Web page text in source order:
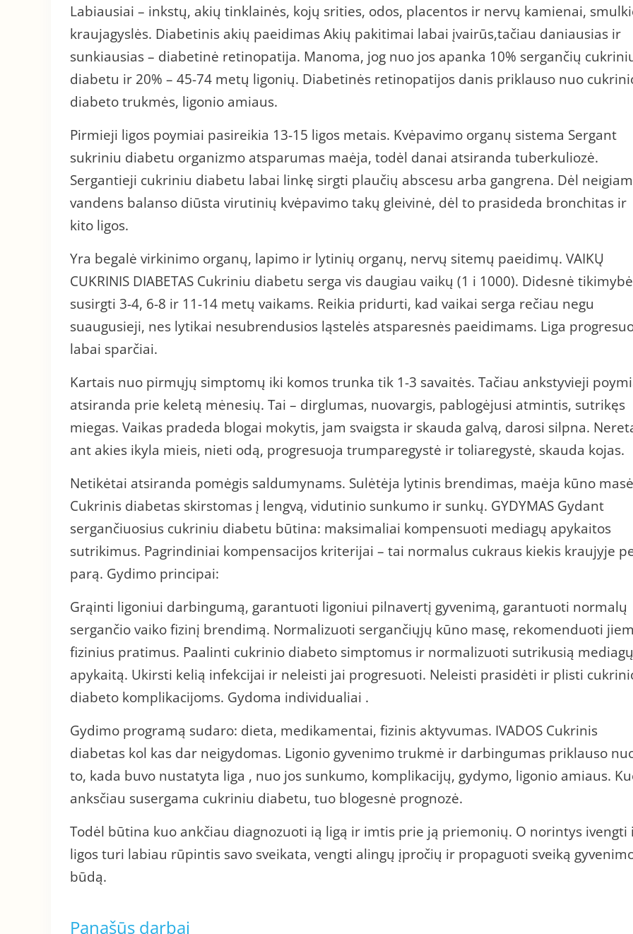
Labiausiai – inkstų, akių tinklainės, kojų srities, odos, placentos ir nervų kamienai,
kraujagyslės. Diabetinis akių paeidimas Akių pakitimai labai įvairūs,tačiau daniausias ir
sunkiausias – diabetinė retinopatija. Manoma, jog nuo jos apanka 10% sergančių
diabetu ir 20% – 45-74 metų ligonių. Diabetinės retinopatijos danis priklauso nuo
diabeto trukmės, ligonio amiaus.
Pirmieji ligos poymiai pasireikia 13-15 ligos metais. Kvėpavimo organų sistema Sergant
sukriniu diabetu organizmo atsparumas maėja, todėl danai atsiranda tuberkuliozė.
Sergantieji cukriniu diabetu labai linkę sirgti plaučių abscesu arba gangrena. Dėl
vandens balanso diūsta virutinių kvėpavimo takų gleivinė, dėl to prasideda bronchitas ir
kito ligos.
Yra begalė virkinimo organų, lapimo ir lytinių organų, nervų sitemų paeidimų. VAIKŲ
CUKRINIS DIABETAS Cukriniu diabetu serga vis daugiau vaikų (1 i 1000). Didesnė tikimybė
susirgti 3-4, 6-8 ir 11-14 metų vaikams. Reikia pridurti, kad vaikai serga rečiau negu
suaugusieji, nes lytikai nesubrendusios ląstelės atsparesnės paeidimams. Liga
labai sparčiai.
Kartais nuo pirmųjų simptomų iki komos trunka tik 1-3 savaitės. Tačiau ankstyvieji
atsiranda prie keletą mėnesių. Tai – dirglumas, nuovargis, pablogėjusi atmintis, sutrikęs
miegas. Vaikas pradeda blogai mokytis, jam svaigsta ir skauda galvą, darosi silpna.
ant akies ikyla mieis, nieti odą, progresuoja trumparegystė ir toliaregystė, skauda kojas.
Netikėtai atsiranda pomėgis saldumynams. Sulėtėja lytinis brendimas, maėja kūno
Cukrinis diabetas skirstomas į lengvą, vidutinio sunkumo ir sunkų. GYDYMAS Gydant
sergančiuosius cukriniu diabetu būtina: maksimaliai kompensuoti mediagų apykaitos
sutrikimus. Pagrindiniai kompensacijos kriterijai – tai normalus cukraus kiekis kraujyje
parą. Gydimo principai:
Grąinti ligoniui darbingumą, garantuoti ligoniui pilnavertį gyvenimą, garantuoti normalų
sergančio vaiko fizinį brendimą. Normalizuoti sergančiųjų kūno masę, rekomenduoti
fizinius pratimus. Paalinti cukrinio diabeto simptomus ir normalizuoti sutrikusią mediagų
apykaitą. Ukirsti kelią infekcijai ir neleisti jai progresuoti. Neleisti prasidėti ir plisti
diabeto komplikacijoms. Gydoma individualiai .
Gydimo programą sudaro: dieta, medikamentai, fizinis aktyvumas. IVADOS Cukrinis
diabetas kol kas dar neigydomas. Ligonio gyvenimo trukmė ir darbingumas priklauso
to, kada buvo nustatyta liga , nuo jos sunkumo, komplikacijų, gydymo, ligonio amiaus.
anksčiau susergama cukriniu diabetu, tuo blogesnė prognozė.
Todėl būtina kuo ankčiau diagnozuoti ią ligą ir imtis prie ją priemonių. O norintys ivengti
ligos turi labiau rūpintis savo sveikata, vengti alingų įpročių ir propaguoti sveiką
būdą.
Panašūs darbai